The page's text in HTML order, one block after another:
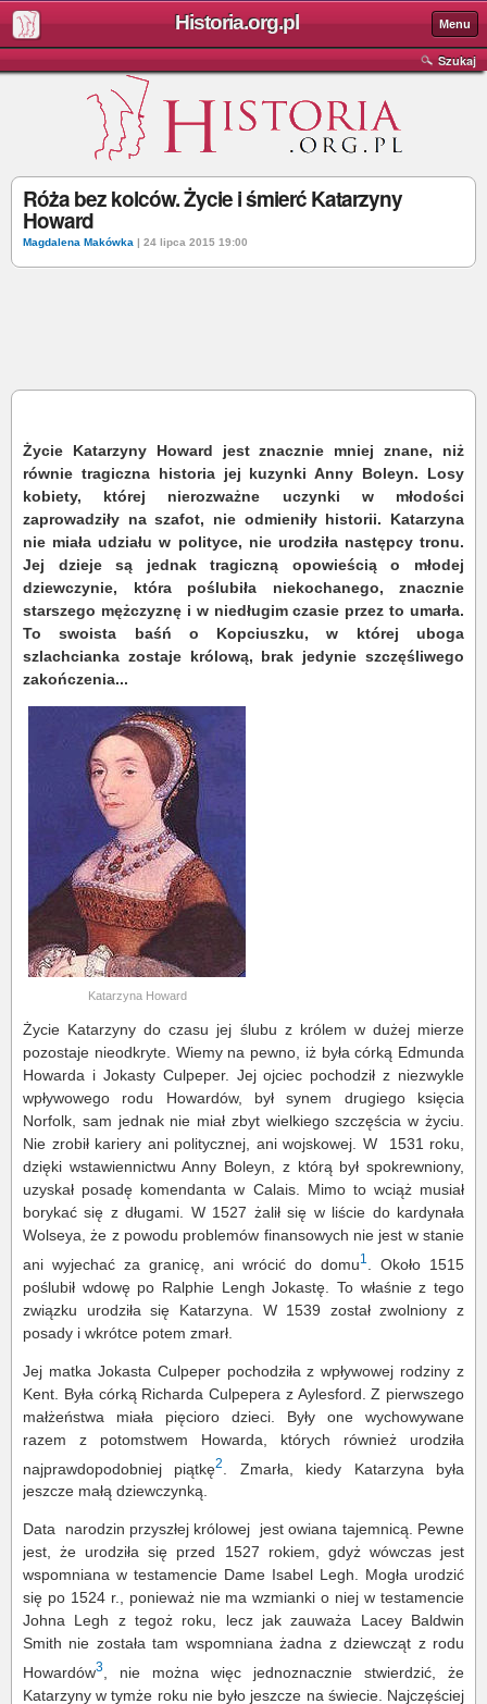
Historia.org.pl Menu
Szukaj
Róża bez kolców. Życie i śmierć Katarzyny
Howard
Magdalena Makówka | 24 lipca 2015 19:00
Życie Katarzyny Howard jest znacznie mniej znane, niż
równie tragiczna historia jej kuzynki Anny Boleyn. Losy
kobiety, której nierozważne uczynki w młodości
zaprowadziły na szafot, nie odmieniły historii. Katarzyna
nie miała udziału w polityce, nie urodziła następcy tronu.
Jej dzieje są jednak tragiczną opowieścią o młodej
dziewczynie, która poślubiła niekochanego, znacznie
starszego mężczyznę i w niedługim czasie przez to umarła.
To swoista baśń o Kopciuszku, w której uboga
szlachcianka zostaje królową, brak jedynie szczęśliwego
zakończenia...
Katarzyna Howard
Życie Katarzyny do czasu jej ślubu z królem w dużej mierze
pozostaje nieodkryte. Wiemy na pewno, iż była córką Edmunda
Howarda i Jokasty Culpeper. Jej ojciec pochodził z niezwykle
wpływowego rodu Howardów, był synem drugiego księcia
Norfolk, sam jednak nie miał zbyt wielkiego szczęścia w życiu.
Nie zrobił kariery ani politycznej, ani wojskowej. W 1531 roku,
dzięki wstawiennictwu Anny Boleyn, z którą był spokrewniony,
uzyskał posadę komendanta w Calais. Mimo to wciąż musiał
borykać się z długami. W 1527 żalił się w liście do kardynała
Wolseya, że z powodu problemów finansowych nie jest w stanie
ani wyjechać za granicę, ani wrócić do domu1
. Około 1515
poślubił wdowę po Ralphie Lengh Jokastę. To właśnie z tego
związku urodziła się Katarzyna. W 1539 został zwolniony z
posady i wkrótce potem zmarł.
Jej matka Jokasta Culpeper pochodziła z wpływowej rodziny z
Kent. Była córką Richarda Culpepera z Aylesford. Z pierwszego
małżeństwa miała pięcioro dzieci. Były one wychowywane
razem z potomstwem Howarda, których również urodziła
najprawdopodobniej piątkę2
. Zmarła, kiedy Katarzyna była
jeszcze małą dziewczynką.
Data narodzin przyszłej królowej jest owiana tajemnicą. Pewne
jest, że urodziła się przed 1527 rokiem, gdyż wówczas jest
wspomniana w testamencie Dame Isabel Legh. Mogła urodzić
się po 1524 r., ponieważ nie ma wzmianki o niej w testamencie
Johna Legh z tegoż roku, lecz jak zauważa Lacey Baldwin
Smith nie została tam wspomniana żadna z dziewcząt z rodu
Howardów3
, nie można więc jednoznacznie stwierdzić, że
Katarzyny w tymże roku nie było jeszcze na świecie. Najczęściej